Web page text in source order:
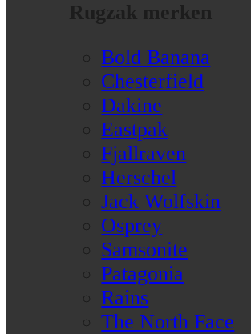
Rugzak merken
Bold Banana
Chesterfield
Dakine
Eastpak
Fjallraven
Herschel
Jack Wolfskin
Osprey
Samsonite
Patagonia
Rains
The North Face